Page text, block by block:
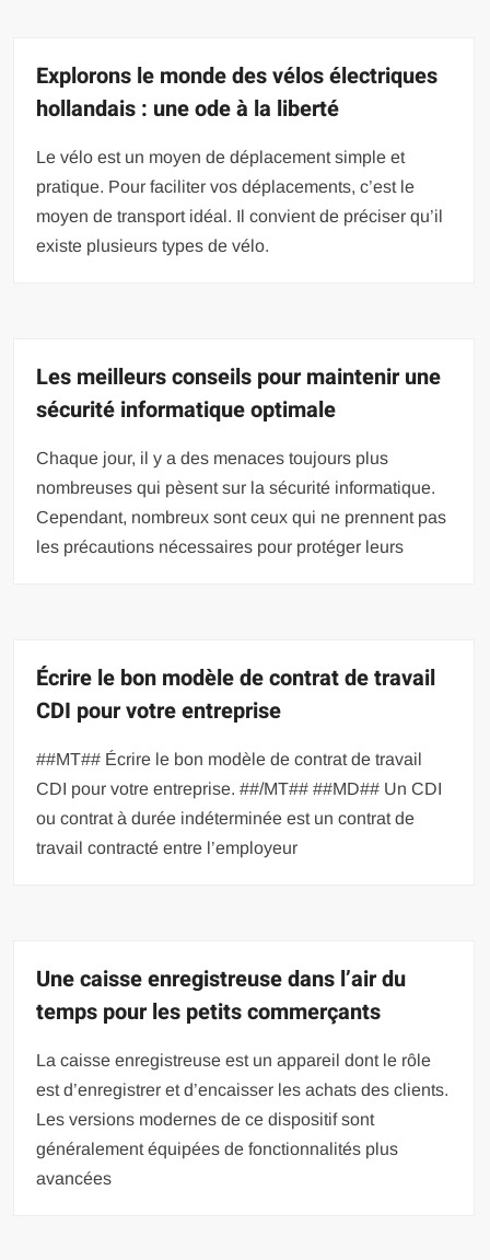
Explorons le monde des vélos électriques
hollandais : une ode à la liberté
Le vélo est un moyen de déplacement simple et
pratique. Pour faciliter vos déplacements, c’est le
moyen de transport idéal. Il convient de préciser qu’il
existe plusieurs types de vélo.
Les meilleurs conseils pour maintenir une
sécurité informatique optimale
Chaque jour, il y a des menaces toujours plus
nombreuses qui pèsent sur la sécurité informatique.
Cependant, nombreux sont ceux qui ne prennent pas
les précautions nécessaires pour protéger leurs
Écrire le bon modèle de contrat de travail
CDI pour votre entreprise
##MT## Écrire le bon modèle de contrat de travail
CDI pour votre entreprise. ##/MT## ##MD## Un CDI
ou contrat à durée indéterminée est un contrat de
travail contracté entre l’employeur
Une caisse enregistreuse dans l’air du
temps pour les petits commerçants
La caisse enregistreuse est un appareil dont le rôle
est d’enregistrer et d’encaisser les achats des clients.
Les versions modernes de ce dispositif sont
généralement équipées de fonctionnalités plus
avancées